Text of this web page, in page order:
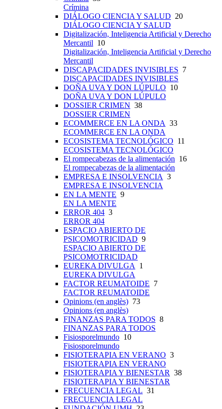
Crímina
DIÁLOGO CIENCIA Y SALUD 20
DIÁLOGO CIENCIA Y SALUD
Digitalización, Inteligencia Artificial y Derecho
Mercantil 10
Digitalización, Inteligencia Artificial y Derecho
Mercantil
DISCAPACIDADES INVISIBLES 7
DISCAPACIDADES INVISIBLES
DOÑA UVA Y DON LÚPULO 10
DOÑA UVA Y DON LÚPULO
DOSSIER CRIMEN 38
DOSSIER CRIMEN
ECOMMERCE EN LA ONDA 33
ECOMMERCE EN LA ONDA
ECOSISTEMA TECNOLÓGICO 11
ECOSISTEMA TECNOLÓGICO
El rompecabezas de la alimentación 16
El rompecabezas de la alimentación
EMPRESA E INSOLVENCIA 3
EMPRESA E INSOLVENCIA
EN LA MENTE 9
EN LA MENTE
ERROR 404 3
ERROR 404
ESPACIO ABIERTO DE
PSICOMOTRICIDAD 9
ESPACIO ABIERTO DE
PSICOMOTRICIDAD
EUREKA DIVULGA
1
EUREKA DIVULGA
FACTOR REUMATOIDE 7
FACTOR REUMATOIDE
Opinions (en anglès) 73
Opinions (en anglès)
FINANZAS PARA TODOS 8
FINANZAS PARA TODOS
Fisiosporelmundo 10
Fisiosporelmundo
FISIOTERAPIA EN VERANO 3
FISIOTERAPIA EN VERANO
FISIOTERAPIA Y BIENESTAR 38
FISIOTERAPIA Y BIENESTAR
FRECUENCIA LEGAL 31
FRECUENCIA LEGAL